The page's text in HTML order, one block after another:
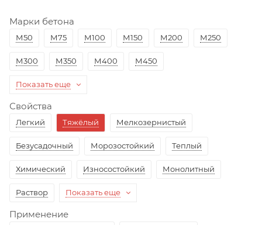
Марки бетона
М50 М75 М100 М150 М200 М250
М300 М350 М400 М450
Показать еще
Свойства
Легкий Тяжёлый Мелкозернистый
Безусадочный Морозостойкий Теплый
Химический Износостойкий Монолитный
Раствор Показать еще
Применение